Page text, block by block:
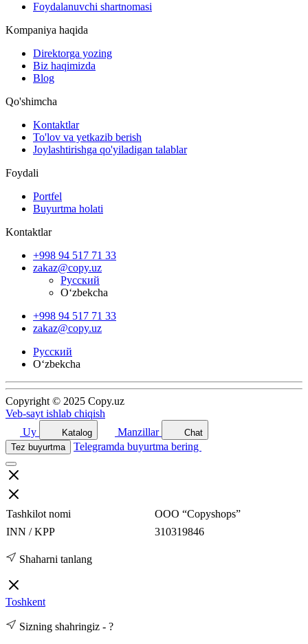
Foydalanuvchi shartnomasi
Kompaniya haqida
Direktorga yozing
Biz haqimizda
Blog
Qo'shimcha
Kontaktlar
To'lov va yetkazib berish
Joylashtirishga qo'yiladigan talablar
Foydali
Portfel
Buyurtma holati
Kontaktlar
+998 94 517 71 33
zakaz@copy.uz
Русский
O‘zbekcha
+998 94 517 71 33
zakaz@copy.uz
Русский
O‘zbekcha
Copyright © 2025 Copy.uz
Veb-sayt ishlab chiqish
Uy
Katalog Manzillar
Chat
Tez buyurtma
Telegramda buyurtma bering
Tashkilot nomi
ООО “Copyshops”
INN / KPP
310319846
Shaharni tanlang
Toshkent
Sizning shahringiz - ?